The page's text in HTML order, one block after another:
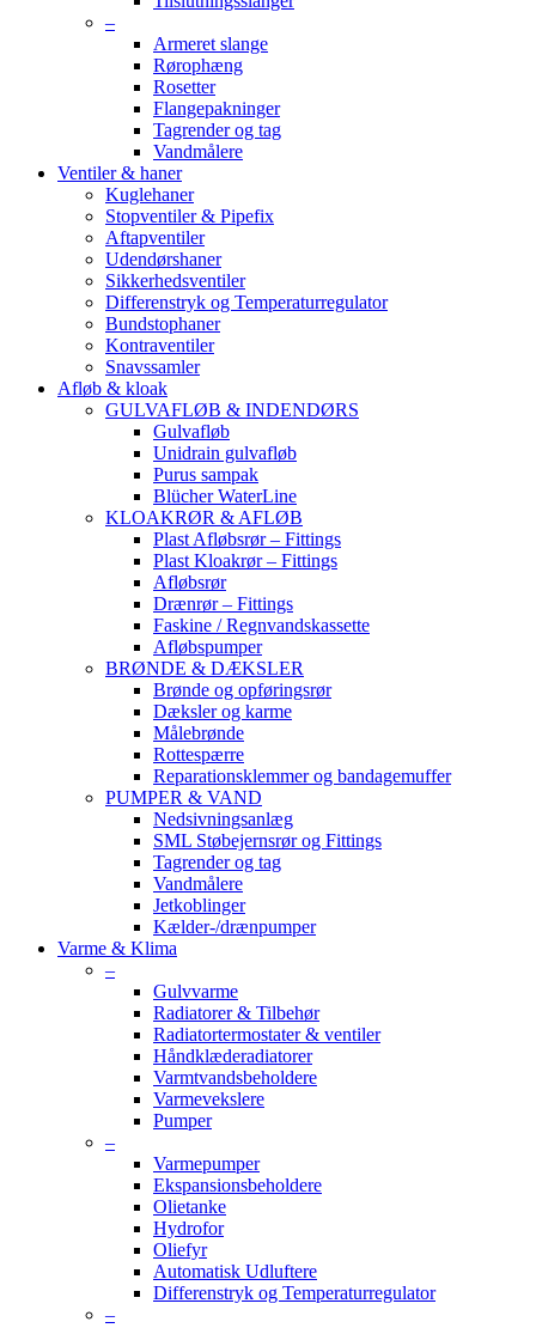
–
Armeret slange
Rørophæng
Rosetter
Flangepakninger
Tagrender og tag
Vandmålere
Ventiler & haner
Kuglehaner
Stopventiler & Pipefix
Aftapventiler
Udendørshaner
Sikkerhedsventiler
Differenstryk og Temperaturregulator
Bundstophaner
Kontraventiler
Snavssamler
Afløb & kloak
GULVAFLØB & INDENDØRS
Gulvafløb
Unidrain gulvafløb
Purus sampak
Blücher WaterLine
KLOAKRØR & AFLØB
Plast Afløbsrør – Fittings
Plast Kloakrør – Fittings
Afløbsrør
Drænrør – Fittings
Faskine / Regnvandskassette
Afløbspumper
BRØNDE & DÆKSLER
Brønde og opføringsrør
Dæksler og karme
Målebrønde
Rottespærre
Reparationsklemmer og bandagemuffer
PUMPER & VAND
Nedsivningsanlæg
SML Støbejernsrør og Fittings
Tagrender og tag
Vandmålere
Jetkoblinger
Kælder-/drænpumper
Varme & Klima
–
Gulvvarme
Radiatorer & Tilbehør
Radiatortermostater & ventiler
Håndklæderadiatorer
Varmtvandsbeholdere
Varmevekslere
Pumper
–
Varmepumper
Ekspansionsbeholdere
Olietanke
Hydrofor
Oliefyr
Automatisk Udluftere
Differenstryk og Temperaturregulator
–